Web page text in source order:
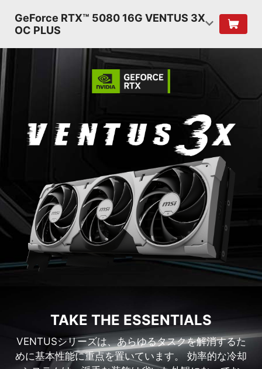
GeForce RTX™ 5080 16G VENTUS 3X
OC PLUS
TAKE THE ESSENTIALS
VENTUSシリーズは、あらゆるタスクを解消するた
めに基本性能に重点を置いています。 効率的な冷却